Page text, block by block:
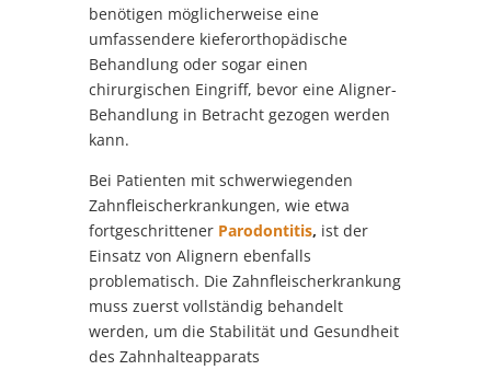
benötigen möglicherweise eine
umfassendere kieferorthopädische
Behandlung oder sogar einen
chirurgischen Eingriff, bevor eine Aligner-
Behandlung in Betracht gezogen werden
kann.
Bei Patienten mit schwerwiegenden
Zahnfleischerkrankungen, wie etwa
fortgeschrittener Parodontitis, ist der
Einsatz von Alignern ebenfalls
problematisch. Die Zahnfleischerkrankung
muss zuerst vollständig behandelt
werden, um die Stabilität und Gesundheit
des Zahnhalteapparats